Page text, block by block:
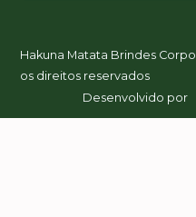
Hakuna Matata Brindes
os direitos reservados
Desenvolvido por